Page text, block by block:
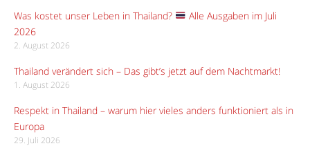
Was kostet unser Leben in Thailand?
Alle Ausgaben im Juli
2026
2. August 2026
Thailand verändert sich – Das gibt’s jetzt auf dem Nachtmarkt!
1. August 2026
Respekt in Thailand – warum hier vieles anders funktioniert als in
Europa
29. Juli 2026